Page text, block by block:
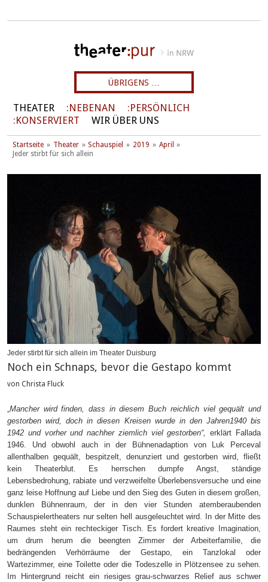
ÜBRIGENS …
THEATER NEBENAN
PERSÖNLICH
KONSERVIERT
WIR ÜBER UNS
Startseite Theater Schauspiel 2019
April
Jeder stirbt für sich allein
Jeder stirbt für sich allein im Theater Duisburg
Noch ein Schnaps, bevor die Gestapo kommt
von Christa Fluck
„Mancher wird finden, dass in diesem Buch reichlich viel gequält und
gestorben wird, doch in diesen Kreisen wurde in den Jahren1940 bis
1942 und vorher und nachher ziemlich viel gestorben“,erklärt Fallada
1946. Und obwohl auch in der Bühnenadaption von Luk Perceval
allenthalben gequält, bespitzelt, denunziert und gestorben wird, fließt
kein Theaterblut. Es herrschen dumpfe Angst, ständige
Lebensbedrohung, rabiate und verzweifelte Überlebensversuche und eine
ganz leise Hoffnung auf Liebe und den Sieg des Guten in diesem großen,
dunklen Bühnenraum, der in den vier Stunden atemberaubenden
Schauspielertheaters nur selten hell ausgeleuchtet wird. In der Mitte des
Raumes steht ein rechteckiger Tisch. Es fordert kreative Imagination,
um drum herum die beengten Zimmer der Arbeiterfamilie, die
bedrängenden Verhörräume der Gestapo, ein Tanzlokal oder
Wartezimmer, eine Toilette oder die Todeszelle in Plötzensee zu sehen.
Im Hintergrund reicht ein riesiges grau-schwarzes Relief aus schwer